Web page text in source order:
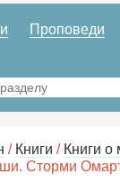
Проповеди
/ Книги / Книги о
Сторми